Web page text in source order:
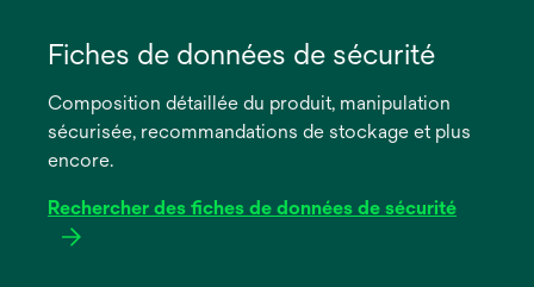
dans
nouvel
onglet
Fiches de données de sécurité
Composition détaillée du produit, manipulation
sécurisée, recommandations de stockage et plus
encore.
Rechercher des fiches de données de sécurité